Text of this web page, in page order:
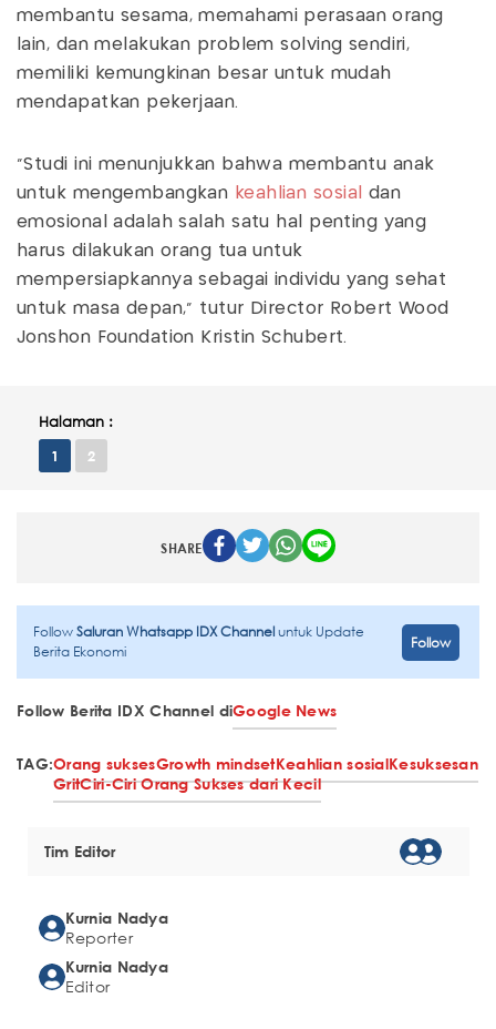
membantu sesama, memahami perasaan orang
lain, dan melakukan problem solving sendiri,
memiliki kemungkinan besar untuk mudah
mendapatkan pekerjaan.
“Studi ini menunjukkan bahwa membantu anak
untuk mengembangkan keahlian sosial
dan
emosional adalah salah satu hal penting yang
harus dilakukan orang tua untuk
mempersiapkannya sebagai individu yang sehat
untuk masa depan,” tutur Director Robert Wood
Jonshon Foundation Kristin Schubert.
Halaman :
1 2
SHARE
FollowSaluran Whatsapp IDX Channeluntuk Update
Berita Ekonomi
Follow
Follow Berita IDX Channel diGoogle News
TAG:Orang suksesGrowth mindsetKeahlian sosialKesuksesan
GritCiri-Ciri Orang Sukses dari Kecil
Tim Editor
Kurnia Nadya
Reporter
Kurnia Nadya
Editor